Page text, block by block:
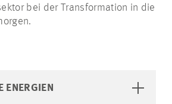
bei der Transformation in die
ENERGIEN